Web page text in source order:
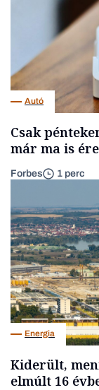
Autó
Csak
már ma is
Forbes 1 perc
Energia
Kiderült,
elmúlt 16